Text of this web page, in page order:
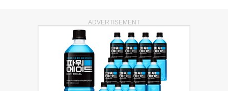
ADVERTISEMENT